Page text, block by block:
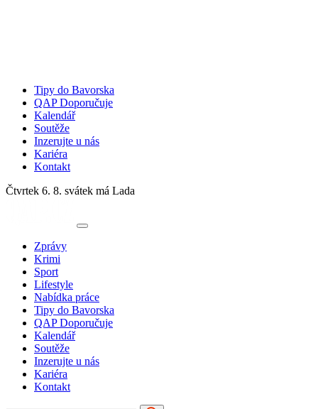
Tipy do Bavorska
QAP Doporučuje
Kalendář
Soutěže
Inzerujte u nás
Kariéra
Kontakt
Čtvrtek 6. 8. svátek má Lada
Zprávy
Krimi
Sport
Lifestyle
Nabídka práce
Tipy do Bavorska
QAP Doporučuje
Kalendář
Soutěže
Inzerujte u nás
Kariéra
Kontakt